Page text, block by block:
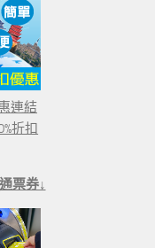
連結
折扣
票券↓